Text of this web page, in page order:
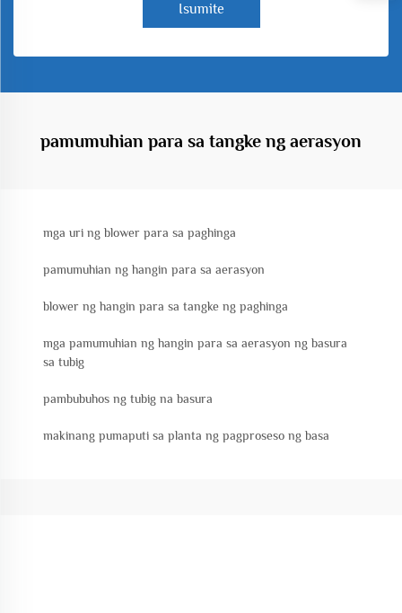
Isumite
pamumuhian para sa tangke ng aerasyon
mga uri ng blower para sa paghinga
pamumuhian ng hangin para sa aerasyon
blower ng hangin para sa tangke ng paghinga
mga pamumuhian ng hangin para sa aerasyon ng basura
sa tubig
pambubuhos ng tubig na basura
makinang pumaputi sa planta ng pagproseso ng basa